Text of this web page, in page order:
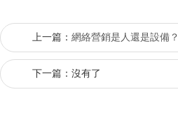
上一篇： 網絡營銷是人還是設備？
下一篇：沒有了